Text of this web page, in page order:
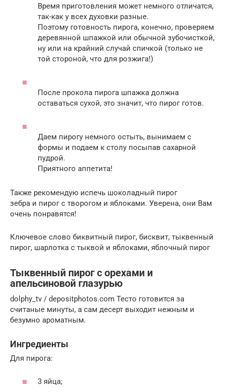
Время приготовления может немного отличатся,
так-как у всех духовки разные.
Поэтому готовность пирога, конечно, проверяем
деревянной шпажкой или обычной зубочисткой,
ну или на крайний случай спичкой (только не
той стороной, что для розжига!)
После прокола пирога шпажка должна
оставаться сухой, это значит, что пирог готов.
Даем пирогу немного остыть, вынимаем с
формы и подаем к столу посыпав сахарной
пудрой.
Приятного аппетита!
Также рекомендую испечь шоколадный пирог
зебра и пирог с творогом и яблоками. Уверена, они Вам
очень понравятся!
Ключевое слово биквитный пирог, бисквит, тыквенный
пирог, шарлотка с тыквой и яблоками, яблочный пирог
Тыквенный пирог с орехами и
апельсиновой глазурью
dolphy_tv / depositphotos.com Тесто готовится за
считаные минуты, а сам десерт выходит нежным и
безумно ароматным.
Ингредиенты
Для пирога:
3 яйца;